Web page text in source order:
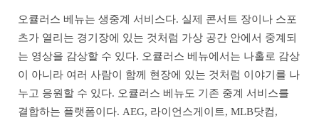
오큘러스 베뉴는 생중계 서비스다. 실제 콘서트 장이나 스포
츠가 열리는 경기장에 있는 것처럼 가상 공간 안에서 중계되
는 영상을 감상할 수 있다. 오큘러스 베뉴에서는 나홀로 감상
이 아니라 여러 사람이 함께 현장에 있는 것처럼 이야기를 나
누고 응원할 수 있다. 오큘러스 베뉴도 기존 중계 서비스를
결합하는 플랫폼이다. AEG, 라이언스게이트, MLB닷컴,